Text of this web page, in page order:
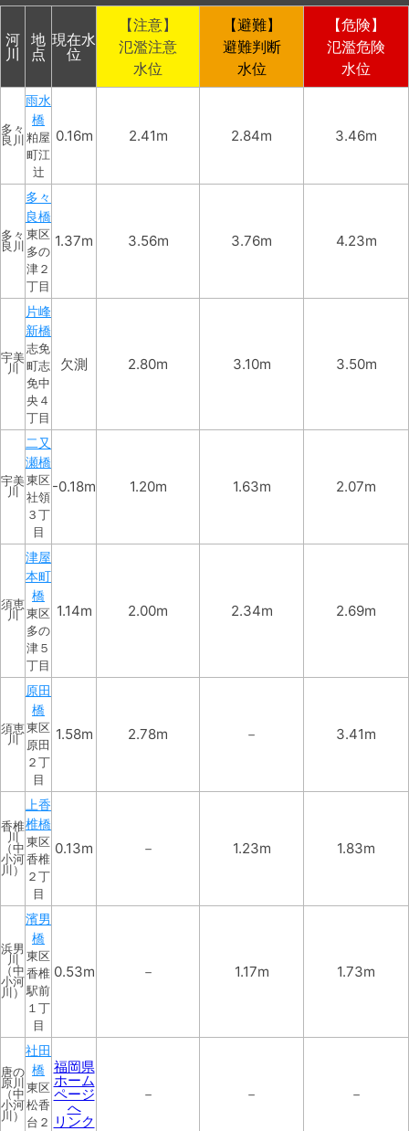
河
川
地
点
現在水
位
【注意】
氾濫注意
水位
【避難】
避難判断
水位
【危険】
氾濫危険
水位
多々
良川
雨水
橋
粕屋
町江
辻
0.16m 2.41m 2.84m 3.46m
多々
良川
多々
良橋
東区
多の
津２
丁目
1.37m 3.56m 3.76m 4.23m
宇美
川
片峰
新橋
志免
町志
免中
央４
丁目
欠測 2.80m 3.10m 3.50m
宇美
川
二又
瀬橋
東区
社領
３丁
目
-0.18m 1.20m 1.63m 2.07m
須恵
川
津屋
本町
橋
東区
多の
津５
丁目
1.14m 2.00m 2.34m 2.69m
須恵
川
原田
橋
東区
原田
２丁
目
1.58m 2.78m － 3.41m
香椎
川
（中
小河
川）
上香
椎橋
東区
香椎
２丁
目
0.13m － 1.23m 1.83m
浜男
川
（中
小河
川）
濱男
橋
東区
香椎
駅前
１丁
目
0.53m － 1.17m 1.73m
唐の
原川
（中
小河
川）
社田
橋
東区
松香
台２
福岡県
ホーム
ページ
へ
リンク
－ － －